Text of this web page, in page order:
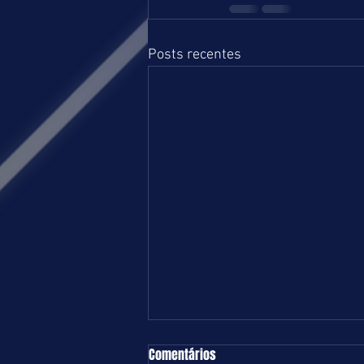
Posts recentes
TURFE = TERÇA-FEIRA = 04.08.26 =
Comentários